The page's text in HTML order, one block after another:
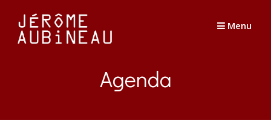
contenu
Menu
Agenda